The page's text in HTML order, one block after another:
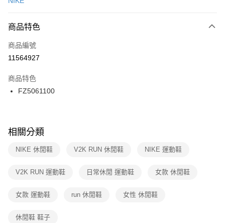
便利好安心！
３．安心：先確認商品／服務後，再付款。
【「AFTEE先享後付」結帳流程】
１．於結帳方式選擇「AFTEE先享後付」後，將跳轉至「AFTEE先享後付」
２．訂單成立數日內，您將收到繳費通知簡訊。
３．收到繳費通知簡訊後14天內，點擊此簡訊中的連結，可透過四大超商／
ATM／網路銀行／等多元方式進行付款，方視為交易完成。
※ 交易是否成功請以「AFTEE先享後付 」之結帳頁面顯示為準，若有關於
是否繳費成功／繳費後需取消欲退款等相關疑問，請聯繫「AFTEE先享後付
客戶支援中心」
https://netprotections.freshdesk.com/support/home
１．透過由恩沛科技股份有限公司提供之「AFTEE先享後付」服務完成之交
權轉讓予恩沛科技股份有限公司。
３．未成年的使用者請事先徵得法定代理人或監護人之同意方可使用
每筆NT$100，滿NT$1,500(含以上)免運費
宅配
每筆NT$100，滿NT$1,500(含以上)免運費
付款後門市自取
每筆NT$100，滿NT$1,500(含以上)免運費
商品特色
商品編號
11564927
商品特色
FZ5061100
相關分類
NIKE 休閒鞋 V2K RUN 休閒鞋 NIKE 運動鞋
V2K RUN 運動鞋 日常休閒 運動鞋 女款 休閒鞋
女款 運動鞋 run 休閒鞋 女性 休閒鞋
休閒鞋 鞋子